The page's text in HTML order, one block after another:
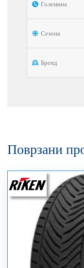
Големина
Сезона
Бренд
Поврзани